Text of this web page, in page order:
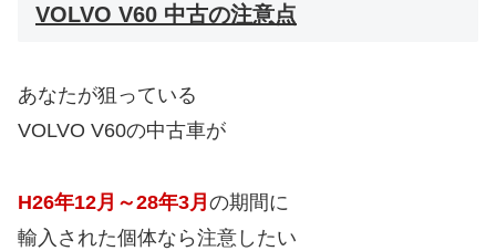
VOLVO V60 中古の注意点
あなたが狙っている
VOLVO V60の中古車が
H26年12月～28年3月 の期間に
輸入された個体なら注意したい